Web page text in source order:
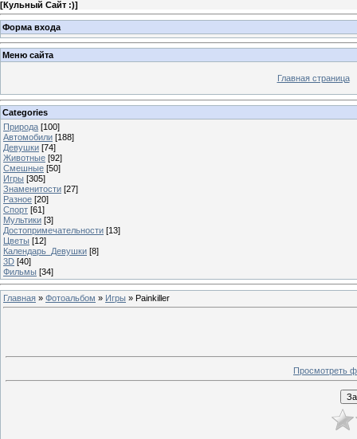
[Кульный Сайт :)]
Форма входа
Меню сайта
Главная страница
Categories
Природа [100]
Автомобили [188]
Девушки [74]
Животные [92]
Смешные [50]
Игры [305]
Знаменитости [27]
Разное [20]
Спорт [61]
Мультики [3]
Достопримечательности [13]
Цветы [12]
Календарь_Девушки [8]
3D [40]
Фильмы [34]
Главная » Фотоальбом » Игры » Painkiller
Просмотреть